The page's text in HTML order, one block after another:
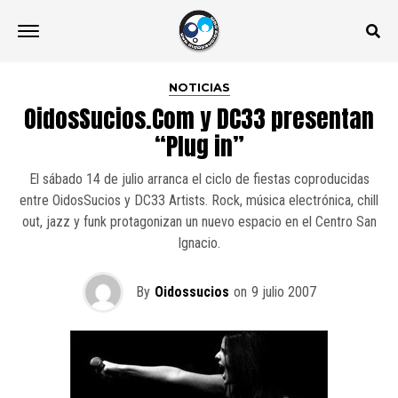
NOTICIAS
OidosSucios.Com y DC33 presentan
“Plug in”
El sábado 14 de julio arranca el ciclo de fiestas coproducidas
entre OidosSucios y DC33 Artists. Rock, música electrónica, chill
out, jazz y funk protagonizan un nuevo espacio en el Centro San
Ignacio.
By Oidossucios on 9 julio 2007